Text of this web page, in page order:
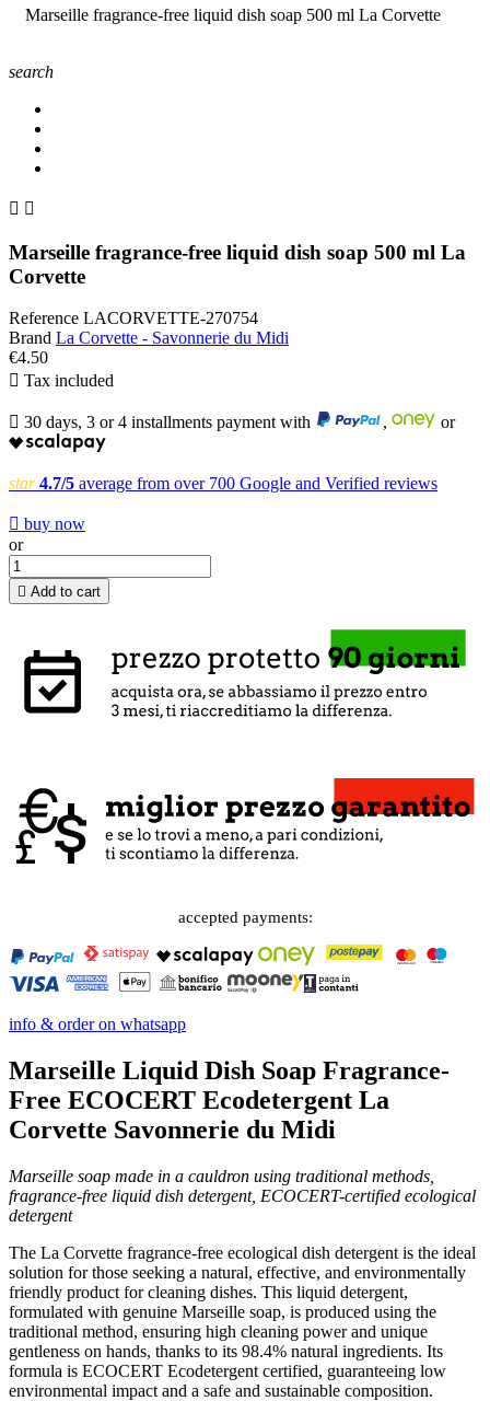
Marseille fragrance-free liquid dish soap 500 ml La Corvette
search
 
Marseille fragrance-free liquid dish soap 500 ml La
Corvette
Reference LACORVETTE-270754
Brand La Corvette - Savonnerie du Midi
€4.50
 Tax included
 30 days, 3 or 4 installments payment with , or
star 4.7/5 average from over 700 Google and Verified reviews
 buy now
or
 Add to cart
accepted payments:
info & order on whatsapp
Marseille Liquid Dish Soap Fragrance-
Free ECOCERT Ecodetergent La
Corvette Savonnerie du Midi
Marseille soap made in a cauldron using traditional methods,
fragrance-free liquid dish detergent, ECOCERT-certified ecological
detergent
The La Corvette fragrance-free ecological dish detergent is the ideal
solution for those seeking a natural, effective, and environmentally
friendly product for cleaning dishes. This liquid detergent,
formulated with genuine Marseille soap, is produced using the
traditional method, ensuring high cleaning power and unique
gentleness on hands, thanks to its 98.4% natural ingredients. Its
formula is ECOCERT Ecodetergent certified, guaranteeing low
environmental impact and a safe and sustainable composition.